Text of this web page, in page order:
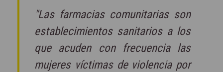
"Las farmacias comunitarias son
establecimientos sanitarios a los
que acuden con frecuencia las
mujeres víctimas de violencia por